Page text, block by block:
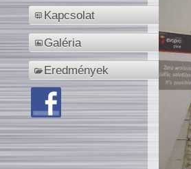
Kapcsolat
Galéria
Eredmények